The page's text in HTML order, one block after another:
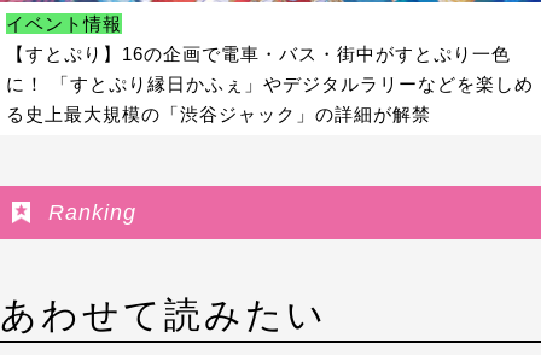
イベント情報
【すとぷり】16の企画で電車・バス・街中がすとぷり一色
に！ 「すとぷり縁日かふぇ」やデジタルラリーなどを楽しめ
る史上最大規模の「渋谷ジャック」の詳細が解禁
Ranking
あわせて読みたい